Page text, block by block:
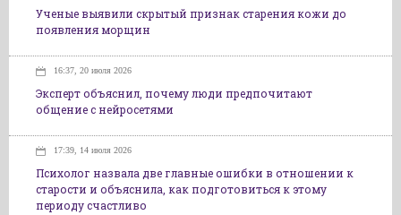
Ученые выявили скрытый признак старения кожи до
появления морщин
16:37, 20 июля 2026
Эксперт объяснил, почему люди предпочитают
общение с нейросетями
17:39, 14 июля 2026
Психолог назвала две главные ошибки в отношении к
старости и объяснила, как подготовиться к этому
периоду счастливо